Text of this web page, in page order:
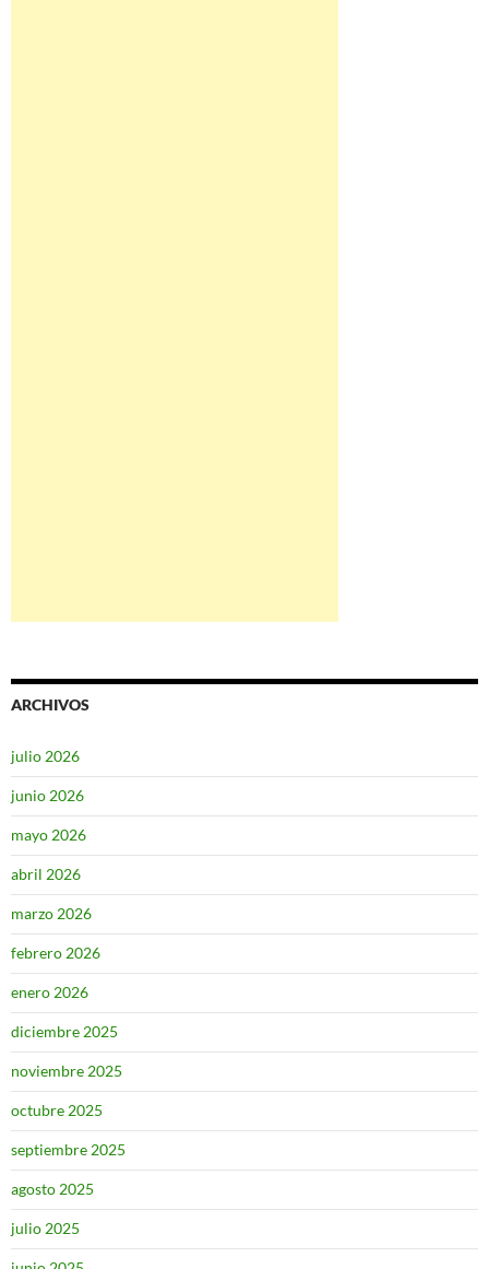
ARCHIVOS
julio 2026
junio 2026
mayo 2026
abril 2026
marzo 2026
febrero 2026
enero 2026
diciembre 2025
noviembre 2025
octubre 2025
septiembre 2025
agosto 2025
julio 2025